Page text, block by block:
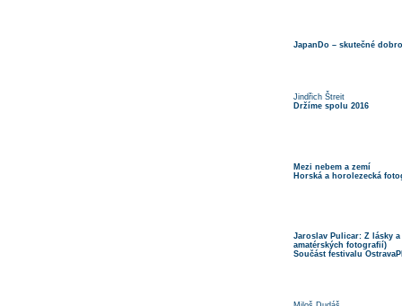
JapanDo – skutečné
Jindřich Štreit
Držíme spolu 2016
Mezi nebem a zemí
Horská a horolezecká
Jaroslav Pulicar: Z lásky
amatérských fotografií)
Součást festivalu